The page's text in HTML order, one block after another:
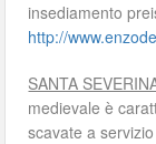
insediamento
http://
SANTA
medievale è
scavate a